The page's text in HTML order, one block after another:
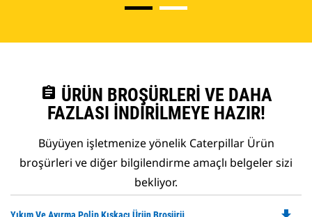
assignment ÜRÜN BROŞÜRLERI VE DAHA
FAZLASI İNDIRILMEYE HAZIR!
Büyüyen işletmenize yönelik Caterpillar Ürün
broşürleri ve diğer bilgilendirme amaçlı belgeler sizi
bekliyor.